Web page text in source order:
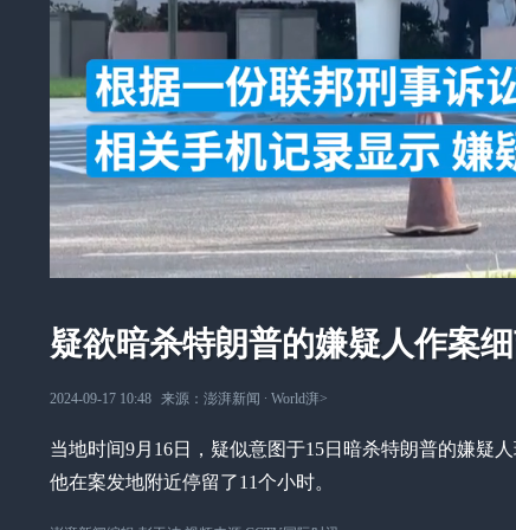
疑欲暗杀特朗普的嫌疑人作案
2024-09-17 10:48 来源： 澎湃新闻 ∙ World湃>
当地时间9月16日，疑似意图于15日暗杀特朗普的嫌疑
他在案发地附近停留了11个小时。